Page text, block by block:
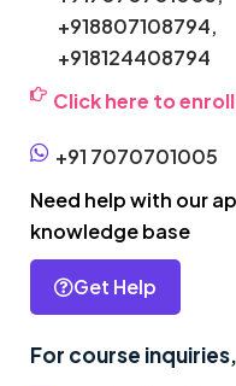
+918807108794,
+918124408794
Click here to
+91 7070701005
Need help with our
knowledge base
Get Help
For course inquiries,